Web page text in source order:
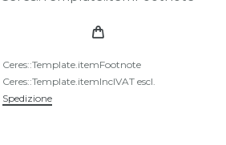
Ceres::Template.itemFootnote
Ceres::Template.itemInclVAT escl.
Spedizione